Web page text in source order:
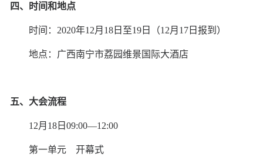
四、时间和地点
时间：2020年12月18日至19日（12月17日报到）
地点：广西南宁市荔园维景国际大酒店
五、大会流程
12月18日09:00—12:00
第一单元 开幕式